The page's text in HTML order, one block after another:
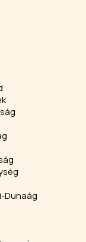
Dunaág